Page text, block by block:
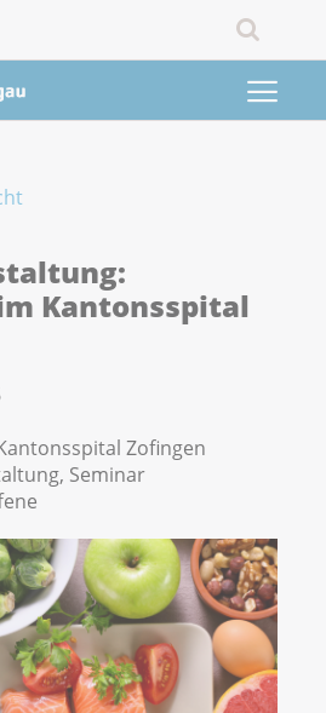
Kantonsspital
Zofingen
Seminar